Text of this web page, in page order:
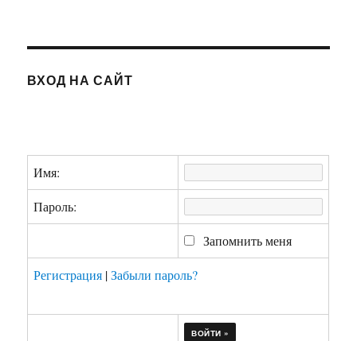
ВХОД НА САЙТ
Имя:
Пароль:
Запомнить меня
Регистрация |Забыли пароль?